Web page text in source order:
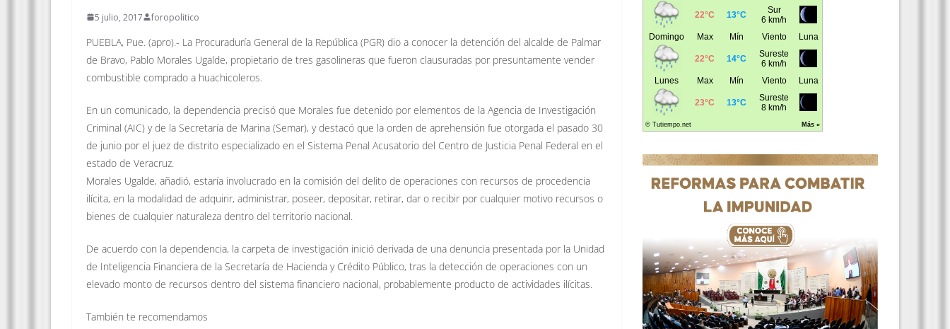
5 julio, 2017 foropolitico
PUEBLA, Pue. (apro).- La Procuraduría General de la República (PGR) dio a conocer la detención del alcalde de Palmar
de Bravo, Pablo Morales Ugalde, propietario de tres gasolineras que fueron clausuradas por presuntamente vender
combustible comprado a huachicoleros.
En un comunicado, la dependencia precisó que Morales fue detenido por elementos de la Agencia de Investigación
Criminal (AIC) y de la Secretaría de Marina (Semar), y destacó que la orden de aprehensión fue otorgada el pasado 30
de junio por el juez de distrito especializado en el Sistema Penal Acusatorio del Centro de Justicia Penal Federal en el
estado de Veracruz.
Morales Ugalde, añadió, estaría involucrado en la comisión del delito de operaciones con recursos de procedencia
ilícita, en la modalidad de adquirir, administrar, poseer, depositar, retirar, dar o recibir por cualquier motivo recursos o
bienes de cualquier naturaleza dentro del territorio nacional.
De acuerdo con la dependencia, la carpeta de investigación inició derivada de una denuncia presentada por la Unidad
de Inteligencia Financiera de la Secretaría de Hacienda y Crédito Público, tras la detección de operaciones con un
elevado monto de recursos dentro del sistema financiero nacional, probablemente producto de actividades ilícitas.
También te recomendamos